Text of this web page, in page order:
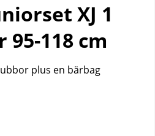
XJ 1
95-118 cm
plus en bärbag